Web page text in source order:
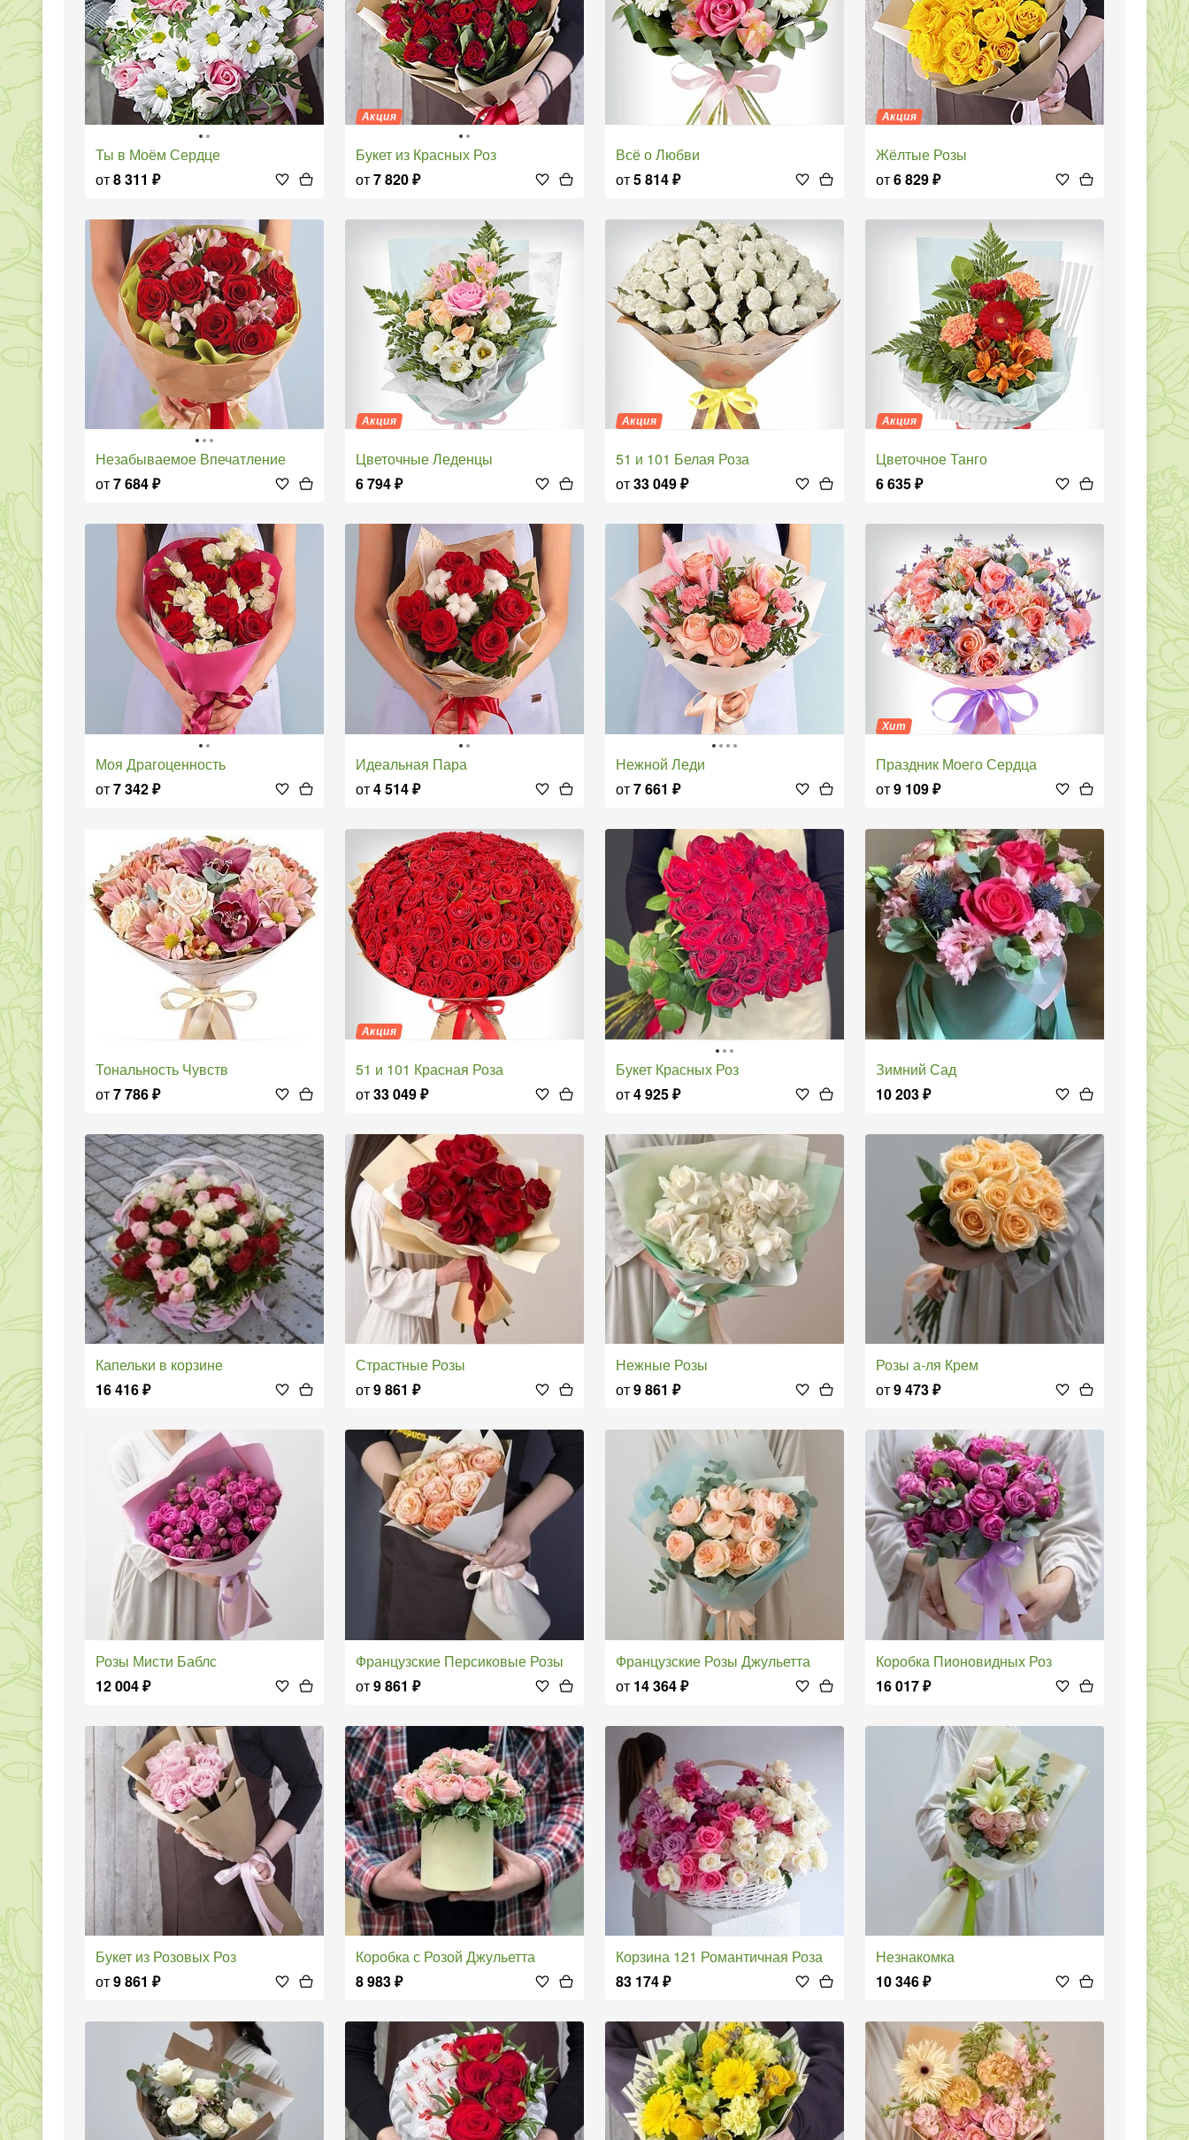
Ты в Моём Сердце
от8 311 ₽
Акция
Букет из Красных Роз
от7 820₽
Всё о Любви
от5 814₽
Акция
Жёлтые Розы
от6 829₽
Незабываемое Впечатление
от7 684₽
Акция
Цветочные Леденцы
6 794₽
Акция
51 и 101 Белая Роза
от33 049₽
Акция
Цветочное Танго
6 635₽
Моя Драгоценность
от7 342₽
Идеальная Пара
от4 514₽
Нежной Леди
от7 661 ₽
Хит
Праздник Моего Сердца
от9 109₽
Тональность Чувств
от7 786₽
Акция
51 и 101 Красная Роза
от33 049₽
Букет Красных Роз
от4 925₽
Зимний Сад
10 203₽
Капельки в корзине
16 416₽
Страстные Розы
от9 861 ₽
Нежные Розы
от9 861 ₽
Розы а-ля Крем
от9 473₽
Розы Мисти Баблс
12 004₽
Французские Персиковые Розы
от9 861 ₽
Французские Розы Джульетта
от 14 364₽
Коробка Пионовидных Роз
16 017₽
Букет из Розовых Роз
от9 861 ₽
Коробка с Розой Джульетта
8 983₽
Корзина 121 Романтичная Роза
83 174₽
Незнакомка
10 346₽